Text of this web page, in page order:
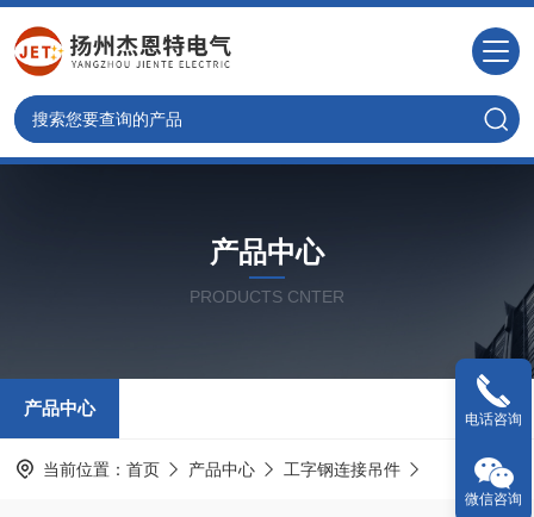
产品中心
PRODUCTS CNTER
产品中心
当前位置： 首页 产品中心 工字钢连接吊件
电话咨询
微信咨询